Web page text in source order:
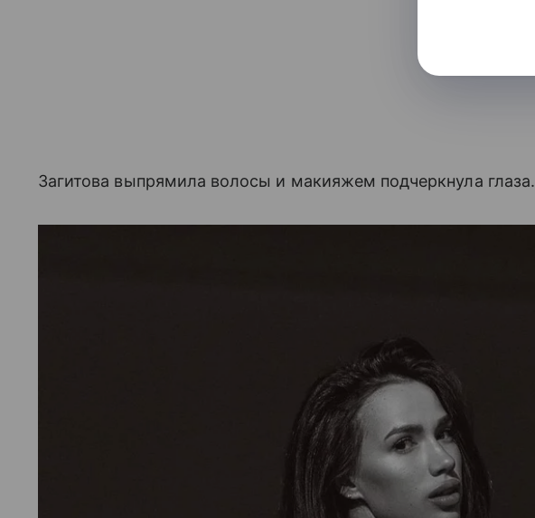
Загитова выпрямила волосы и макияжем подчеркнула глаза.